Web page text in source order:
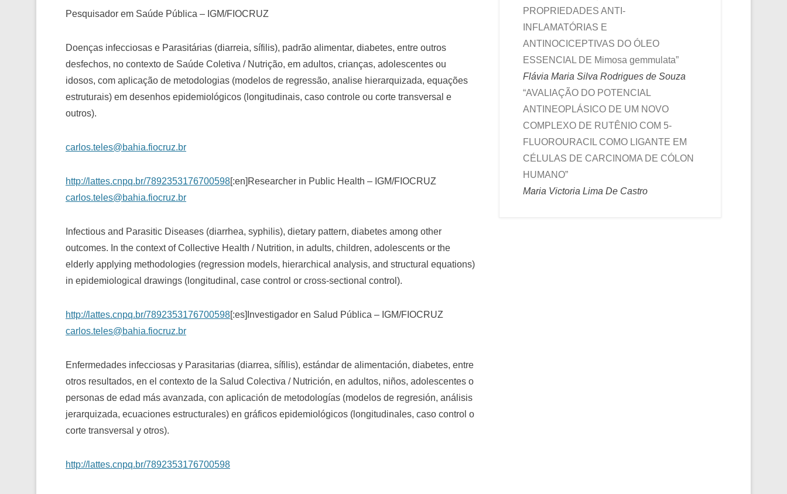
Pesquisador em Saúde Pública – IGM/FIOCRUZ
Doenças infecciosas e Parasitárias (diarreia, sífilis), padrão alimentar, diabetes, entre outros
desfechos, no contexto de Saúde Coletiva / Nutrição, em adultos, crianças, adolescentes ou
idosos, com aplicação de metodologias (modelos de regressão, analise hierarquizada, equações
estruturais) em desenhos epidemiológicos (longitudinais, caso controle ou corte transversal e
outros).
carlos.teles@bahia.fiocruz.br
http://lattes.cnpq.br/7892353176700598[:en]Researcher in Public Health – IGM/FIOCRUZ
carlos.teles@bahia.fiocruz.br
Infectious and Parasitic Diseases (diarrhea, syphilis), dietary pattern, diabetes among other
outcomes. In the context of Collective Health / Nutrition, in adults, children, adolescents or the
elderly applying methodologies (regression models, hierarchical analysis, and structural equations)
in epidemiological drawings (longitudinal, case control or cross-sectional control).
http://lattes.cnpq.br/7892353176700598[:es]Investigador en Salud Pública – IGM/FIOCRUZ
carlos.teles@bahia.fiocruz.br
Enfermedades infecciosas y Parasitarias (diarrea, sífilis), estándar de alimentación, diabetes, entre
otros resultados, en el contexto de la Salud Colectiva / Nutrición, en adultos, niños, adolescentes o
personas de edad más avanzada, con aplicación de metodologías (modelos de regresión, análisis
jerarquizada, ecuaciones estructurales) en gráficos epidemiológicos (longitudinales, caso control o
corte transversal y otros).
http://lattes.cnpq.br/7892353176700598
PROPRIEDADES ANTI-
INFLAMATÓRIAS E
ANTINOCICEPTIVAS DO ÓLEO
ESSENCIAL DE Mimosa gemmulata”
Flávia Maria Silva Rodrigues de Souza
“AVALIAÇÃO DO POTENCIAL
ANTINEOPLÁSICO DE UM NOVO
COMPLEXO DE RUTÊNIO COM 5-
FLUOROURACIL COMO LIGANTE EM
CÉLULAS DE CARCINOMA DE CÓLON
HUMANO”
Maria Victoria Lima De Castro